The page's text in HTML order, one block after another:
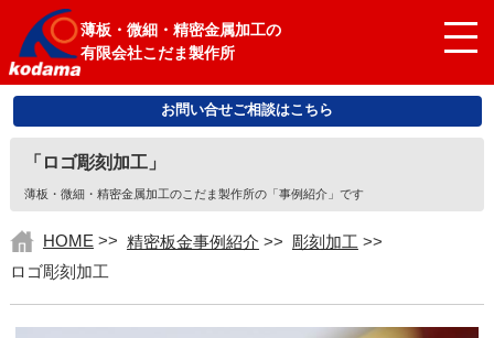
薄板・微細・精密金属加工の
有限会社こだま製作所
お問い合せご相談はこちら
「ロゴ彫刻加工」
薄板・微細・精密金属加工のこだま製作所の「事例紹介」です
HOME >> 精密板金事例紹介 >> 彫刻加工 >>
ロゴ彫刻加工